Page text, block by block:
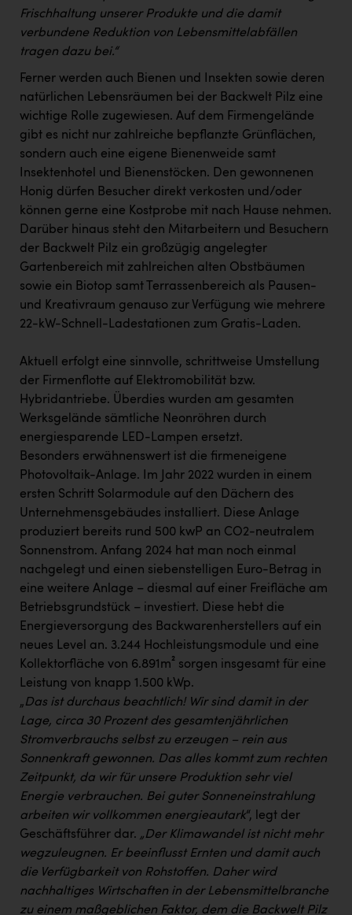
Frischhaltung unserer Produkte und die damit
verbundene Reduktion von Lebensmittelabfällen
tragen dazu bei.“
Ferner werden auch Bienen und Insekten sowie deren
natürlichen Lebensräumen bei der Backwelt Pilz eine
wichtige Rolle zugewiesen. Auf dem Firmengelände
gibt es nicht nur zahlreiche bepflanzte Grünflächen,
sondern auch eine eigene Bienenweide samt
Insektenhotel und Bienenstöcken. Den gewonnenen
Honig dürfen Besucher direkt verkosten und/oder
können gerne eine Kostprobe mit nach Hause nehmen.
Darüber hinaus steht den Mitarbeitern und Besuchern
der Backwelt Pilz ein großzügig angelegter
Gartenbereich mit zahlreichen alten Obstbäumen
sowie ein Biotop samt Terrassenbereich als Pausen-
und Kreativraum genauso zur Verfügung wie mehrere
22-kW-Schnell-Ladestationen zum Gratis-Laden.
Aktuell erfolgt eine sinnvolle, schrittweise Umstellung
der Firmenflotte auf Elektromobilität bzw.
Hybridantriebe. Überdies wurden am gesamten
Werksgelände sämtliche Neonröhren durch
energiesparende LED-Lampen ersetzt.
Besonders erwähnenswert ist die firmeneigene
Photovoltaik-Anlage. Im Jahr 2022 wurden in einem
ersten Schritt Solarmodule auf den Dächern des
Unternehmensgebäudes installiert. Diese Anlage
produziert bereits rund 500 kwP an CO2-neutralem
Sonnenstrom. Anfang 2024 hat man noch einmal
nachgelegt und einen siebenstelligen Euro-Betrag in
eine weitere Anlage – diesmal auf einer Freifläche am
Betriebsgrundstück – investiert. Diese hebt die
Energieversorgung des Backwarenherstellers auf ein
neues Level an. 3.244 Hochleistungsmodule und eine
Kollektorfläche von 6.891m² sorgen insgesamt für eine
Leistung von knapp 1.500 kWp.
„Das ist durchaus beachtlich! Wir sind damit in der
Lage, circa 30 Prozent des gesamtenjährlichen
Stromverbrauchs selbst zu erzeugen – rein aus
Sonnenkraft gewonnen. Das alles kommt zum rechten
Zeitpunkt, da wir für unsere Produktion sehr viel
Energie verbrauchen. Bei guter Sonneneinstrahlung
arbeiten wir vollkommen energieautark“, legt der
Geschäftsführer dar. „Der Klimawandel ist nicht mehr
wegzuleugnen. Er beeinflusst Ernten und damit auch
die Verfügbarkeit von Rohstoffen. Daher wird
nachhaltiges Wirtschaften in der Lebensmittelbranche
zu einem maßgeblichen Faktor, dem die Backwelt Pilz